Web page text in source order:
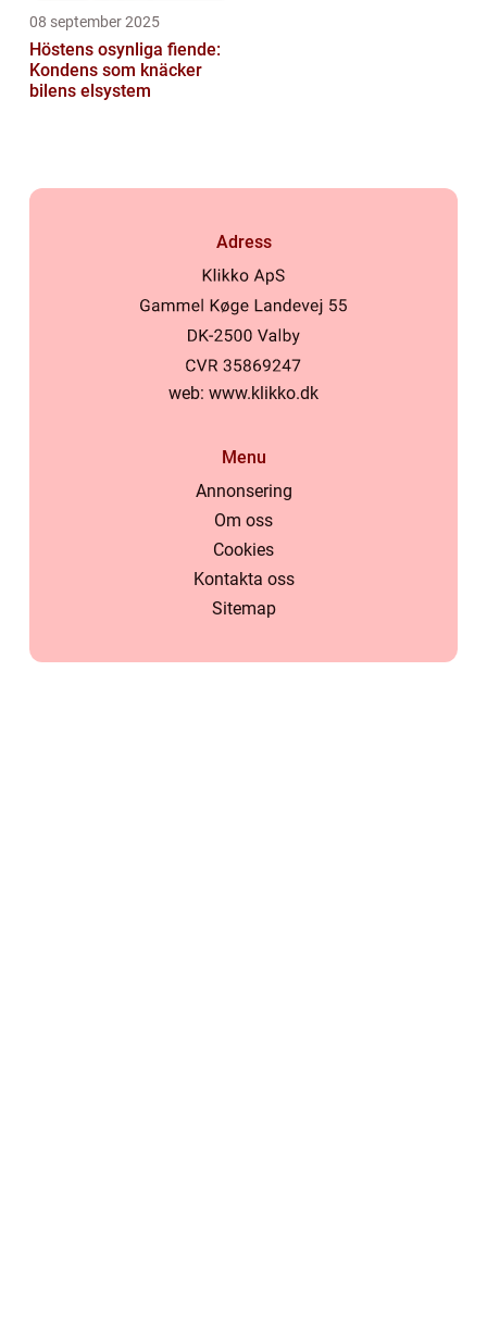
08 september 2025
Höstens osynliga fiende:
Kondens som knäcker
bilens elsystem
Adress
web: www.klikko.dk
Menu
Annonsering
Om oss
Cookies
Kontakta oss
Sitemap